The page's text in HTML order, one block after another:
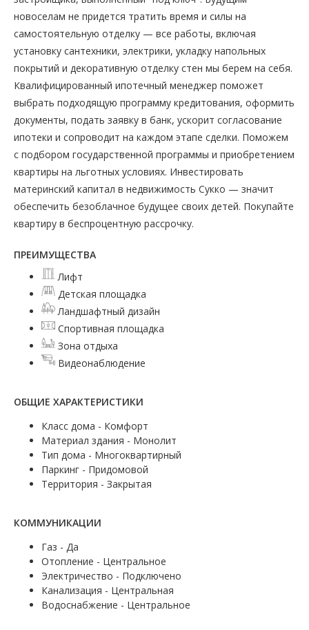
новоселам не придется тратить время и силы на
самостоятельную отделку — все работы, включая
установку сантехники, электрики, укладку напольных
покрытий и декоративную отделку стен мы берем на себя.
Квалифицированный ипотечный менеджер поможет
выбрать подходящую программу кредитования, оформить
документы, подать заявку в банк, ускорит согласование
ипотеки и сопроводит на каждом этапе сделки. Поможем
с подбором государственной программы и приобретением
квартиры на льготных условиях. Инвестировать
материнский капитал в недвижимость Сукко — значит
обеспечить безоблачное будущее своих детей. Покупайте
квартиру в беспроцентную рассрочку.
ПРЕИМУЩЕСТВА
Лифт
Детская площадка
Ландшафтный дизайн
Спортивная площадка
Зона отдыха
Видеонаблюдение
ОБЩИЕ ХАРАКТЕРИСТИКИ
Класс дома - Комфорт
Материал здания - Монолит
Тип дома - Многоквартирный
Паркинг - Придомовой
Территория - Закрытая
КОММУНИКАЦИИ
Газ - Да
Отопление - Центральное
Электричество - Подключено
Канализация - Центральная
Водоснабжение - Центральное